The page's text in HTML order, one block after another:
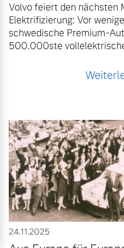
Volvo feiert den nächsten
Elektrifizierung: Vor
schwedische Premium-
500.000ste
24.11.2025